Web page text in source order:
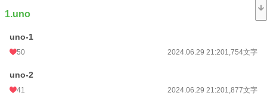
お気に入り
24h.ポイント
文字数
更新日時
初回公開日時
1.uno
uno-1
50 2024.06.29 21:201,754文字
uno-2
41 2024.06.29 21:201,877文字